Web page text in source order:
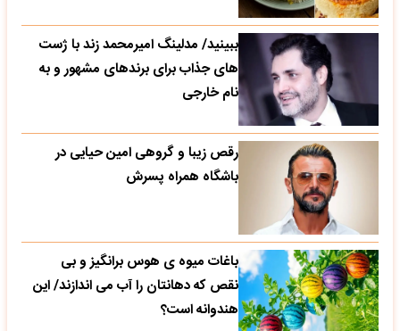
ببینید/ مدلینگ امیرمحمد زند با ژست
های جذاب برای برندهای مشهور و به
نام خارجی
رقص زیبا و گروهی امین حیایی در
باشگاه همراه پسرش
باغات میوه ی هوس برانگیز و بی
نقص که دهانتان را آب می اندازند/ این
هندوانه است؟